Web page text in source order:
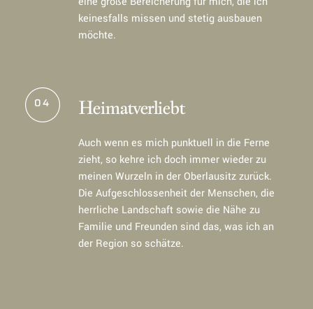
keinesfalls missen und stetig ausbauen
möchte.
Heimatverliebt
04
Auch wenn es mich punktuell in die Ferne
zieht, so kehre ich doch immer wieder zu
meinen Wurzeln in der Oberlausitz zurück.
Die Aufgeschlossenheit der Menschen, die
herrliche Landschaft sowie die Nähe zu
Familie und Freunden sind das, was ich an
der Region so schätze.